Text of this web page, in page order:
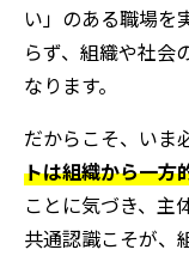
い」のある職場を
らず、組織や社会
なります。
だからこそ、いま
トは組織から一方
ことに気づき、主
共通認識こそが、